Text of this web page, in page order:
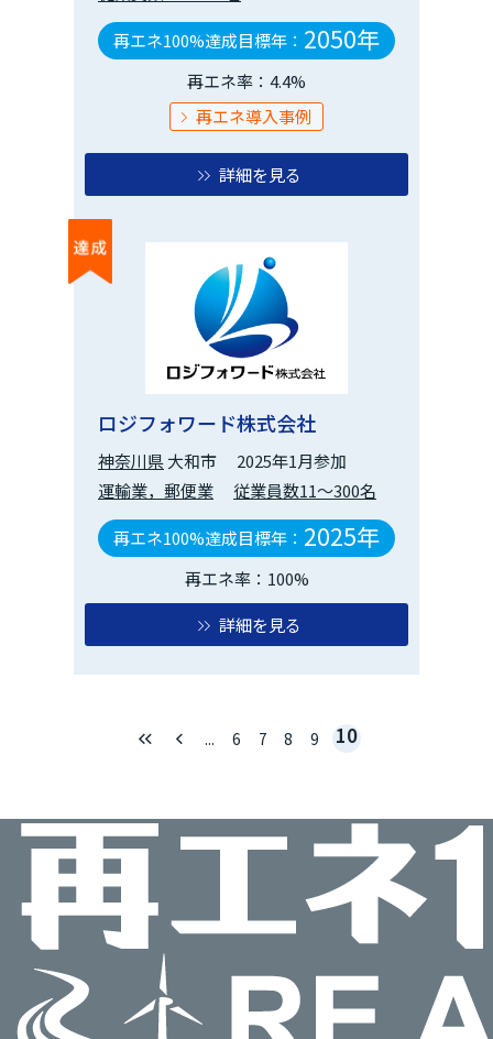
再エネ100%達成目標年： 2050年
再エネ率：4.4%
再エネ導入事例
詳細を見る
ロジフォワード株式会社
神奈川県大和市
2025年1月参加
運輸業，郵便業
従業員数11～300名
再エネ100%達成目標年： 2025年
再エネ率：100%
詳細を見る
keyboard_double_arrow_left keyboard_arrow_left ... 6 7 8 9 10